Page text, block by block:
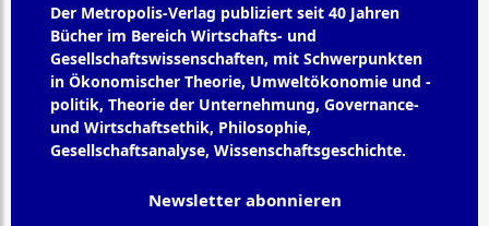
Der Metropolis-Verlag publiziert seit 40 Jahren
Bücher im Bereich Wirtschafts- und
Gesellschaftswissenschaften, mit Schwerpunkten
in Ökonomischer Theorie, Umweltökonomie und -
politik, Theorie der Unternehmung, Governance-
und Wirtschaftsethik, Philosophie,
Gesellschaftsanalyse, Wissenschaftsgeschichte.
Newsletter abonnieren